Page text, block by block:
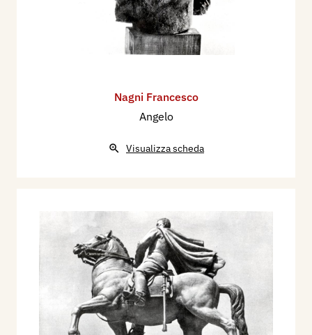
Nagni Francesco
Angelo
Visualizza scheda